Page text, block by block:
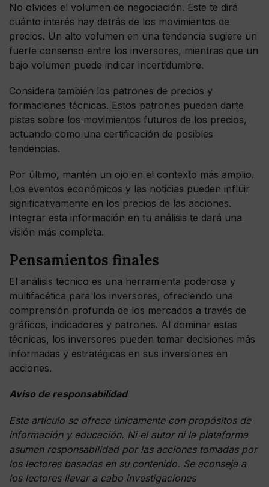
No olvides el volumen de negociación. Este te dirá
cuánto interés hay detrás de los movimientos de
precios. Un alto volumen en una tendencia sugiere un
fuerte consenso entre los inversores, mientras que un
bajo volumen puede indicar incertidumbre.
Considera también los patrones de precios y
formaciones técnicas. Estos patrones pueden darte
pistas sobre los movimientos futuros de los precios,
actuando como una certificación de posibles
tendencias.
Por último, mantén un ojo en el contexto más amplio.
Los eventos económicos y las noticias pueden influir
significativamente en los precios de las acciones.
Integrar esta información en tu análisis te dará una
visión más completa.
Pensamientos finales
El análisis técnico es una herramienta poderosa y
multifacética para los inversores, ofreciendo una
comprensión profunda de los mercados a través de
gráficos, indicadores y patrones. Al dominar estas
técnicas, los inversores pueden tomar decisiones más
informadas y estratégicas en sus inversiones en
acciones.
Aviso de responsabilidad
Este artículo se ofrece únicamente con propósitos de
información y educación. Ni el autor ni la plataforma
asumen responsabilidad por las acciones tomadas por
los lectores basadas en su contenido. Se aconseja a
los lectores llevar a cabo investigaciones